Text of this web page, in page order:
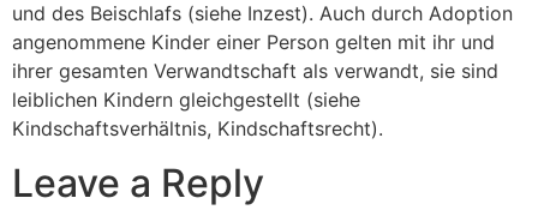
und des Beischlafs (siehe Inzest). Auch durch Adoption
angenommene Kinder einer Person gelten mit ihr und
ihrer gesamten Verwandtschaft als verwandt, sie sind
leiblichen Kindern gleichgestellt (siehe
Kindschaftsverhältnis, Kindschaftsrecht).
Leave a Reply